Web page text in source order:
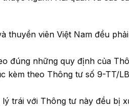
thuyền viên Việt Nam đều
đúng những quy định của
kèm theo Thông tư số 9-TT/
trái với Thông tư này đều bị